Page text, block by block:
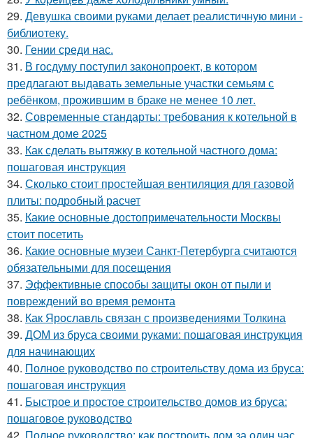
29. Девушка своими руками делает реалистичную мини -
библиотеку.
30. Гении среди нас.
31. В госдуму поступил законопроект, в котором
предлагают выдавать земельные участки семьям с
ребёнком, прожившим в браке не менее 10 лет.
32. Современные стандарты: требования к котельной в
частном доме 2025
33. Как сделать вытяжку в котельной частного дома:
пошаговая инструкция
34. Сколько стоит простейшая вентиляция для газовой
плиты: подробный расчет
35. Какие основные достопримечательности Москвы
стоит посетить
36. Какие основные музеи Санкт-Петербурга считаются
обязательными для посещения
37. Эффективные способы защиты окон от пыли и
повреждений во время ремонта
38. Как Ярославль связан с произведениями Толкина
39. ДОМ из бруса своими руками: пошаговая инструкция
для начинающих
40. Полное руководство по строительству дома из бруса:
пошаговая инструкция
41. Быстрое и простое строительство домов из бруса:
пошаговое руководство